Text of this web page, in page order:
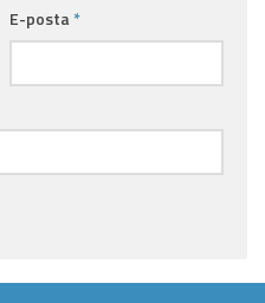
E-posta *